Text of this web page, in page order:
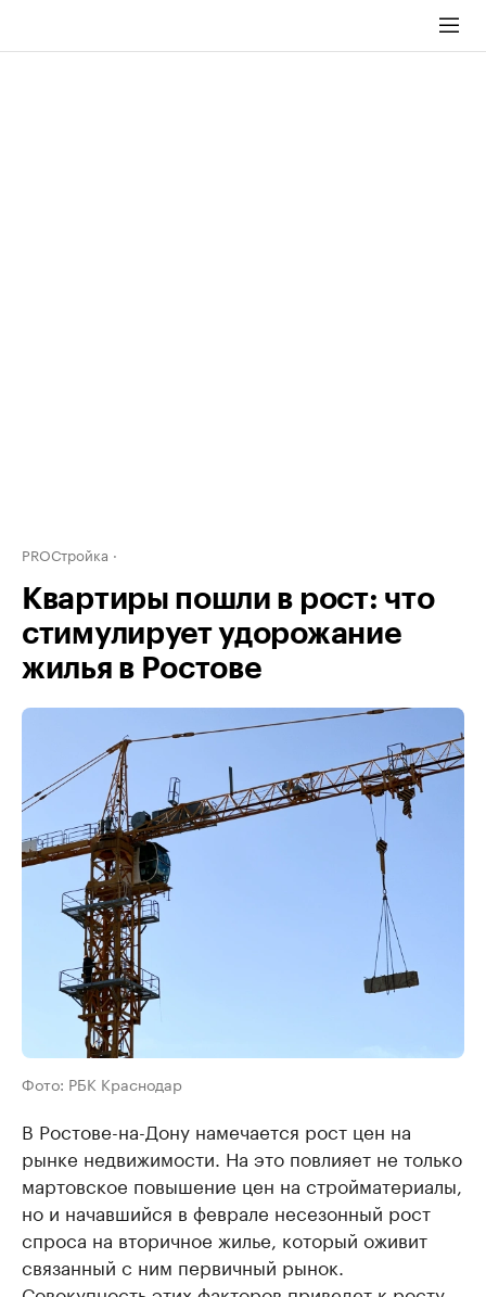
PROСтройка
Квартиры пошли в рост: что
стимулирует удорожание
жилья в Ростове
Фото: РБК Краснодар
В Ростове-на-Дону намечается рост цен на
рынке недвижимости. На это повлияет не только
мартовское повышение цен на стройматериалы,
но и начавшийся в феврале несезонный рост
спроса на вторичное жилье, который оживит
связанный с ним первичный рынок.